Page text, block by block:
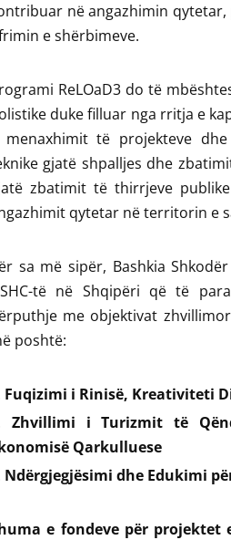
në angazhimin
e shërbimeve.
ReLOaD3 do të
duke filluar nga rritja e
menaxhimit të projekteve
gjatë shpalljes dhe
zbatimit të thirrjeve
qytetar në territorin e
sa më sipër, Bashkia
të në Shqipëri që të
me objektivat
poshtë:
Fuqizimi i Rinisë, Kreativiteti
Zhvillimi i Turizmit të
Qarkulluese
Ndërgjegjësimi dhe Edukimi
e fondeve për projektet